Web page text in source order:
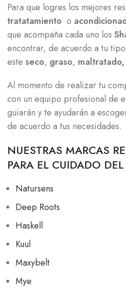
Para que logres los mejores
tratatamiento o
que acompaña cada uno los
encontrar, de acuerdo a tu
este seco, graso, maltratado,
Al momento de realizar tu
con un equipo profesional de
guiarán y te ayudarán a
de acuerdo a tus necesidades.
NUESTRAS MARCAS
PARA EL CUIDADO
Natursens
Deep Roots
Haskell
Kuul
Maxybelt
Mye